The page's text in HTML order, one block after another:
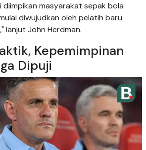
diimpikan masyarakat sepak bola
diwujudkan oleh pelatih baru
lanjut John Herdman.
Kepemimpinan
Dipuji